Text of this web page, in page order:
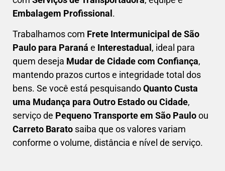
Embalagem Profissional.
Trabalhamos com Frete Intermunicipal de São
Paulo para Paraná e Interestadual , ideal para
quem deseja Mudar de Cidade com Confiança,
mantendo prazos curtos e integridade total dos
bens. Se você está pesquisandoQuanto Custa
uma Mudança para Outro Estado ou Cidade,
serviço de Pequeno Transporte em São Pauloou
Carreto Barato saiba que os valores variam
conforme o volume, distância e nível de serviço.